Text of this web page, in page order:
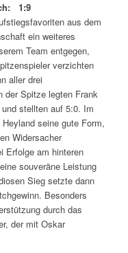
1:9
aus dem
ein weiteres
Team entgegen,
verzichten
aller drei
der Spitze legten Frank
stellten auf 5:0. Im
seine gute Form,
Widersacher
Erfolge am hinteren
souveräne Leistung
Sieg setzte dann
Besonders
durch das
der mit Oskar